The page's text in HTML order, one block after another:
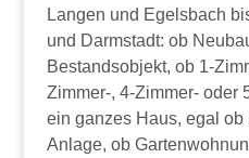
Langen und Egelsbach
und Darmstadt: ob
Bestandsobjekt, ob 1-
Zimmer-, 4-Zimmer- oder
ein ganzes Haus, egal
Anlage, ob